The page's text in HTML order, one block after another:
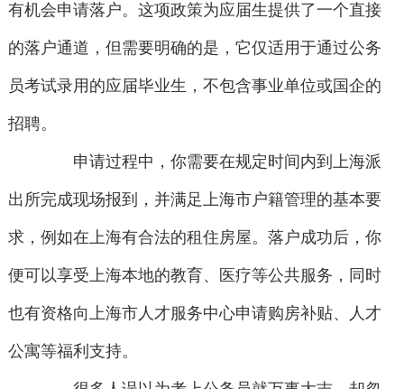
有机会申请落户。这项政策为应届生提供了一个直接
的落户通道，但需要明确的是，它仅适用于通过公务
员考试录用的应届毕业生，不包含事业单位或国企的
招聘。
申请过程中，你需要在规定时间内到上海派
出所完成现场报到，并满足上海市户籍管理的基本要
求，例如在上海有合法的租住房屋。落户成功后，你
便可以享受上海本地的教育、医疗等公共服务，同时
也有资格向上海市人才服务中心申请购房补贴、人才
公寓等福利支持。